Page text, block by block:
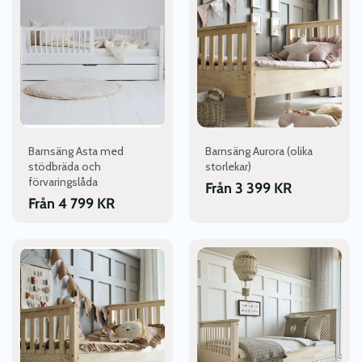
Barnsäng Asta med
stödbräda och
förvaringslåda
Från 4 799 KR
flera
varianter.
De
olika
alternativen
kan
produktsidan
Barnsäng Aurora (olika
storlekar)
Från 3 399 KR
har
flera
De
olika
alternativen
kan
produktsidan
Den
här
produkten
har
flera
varianter.
De
Den
här
produkten
flera
varianter.
De